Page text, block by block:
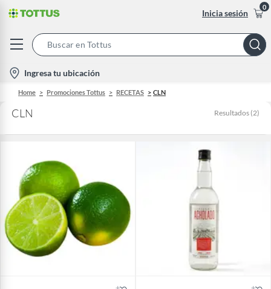
Inicia sesión
0
Bar
location-
icon
Ingresa tu ubicación
Home Promociones Tottus RECETAS CLN
CLN Resultados (2)